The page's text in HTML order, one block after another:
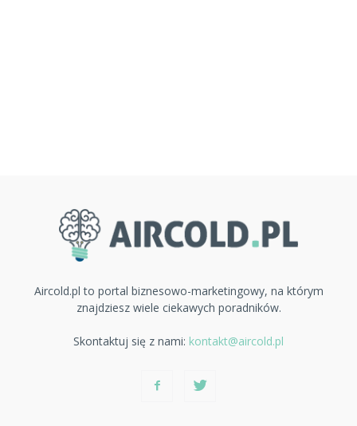
Aircold.pl to portal biznesowo-marketingowy, na którym
znajdziesz wiele ciekawych poradników.
Skontaktuj się z nami: kontakt@aircold.pl